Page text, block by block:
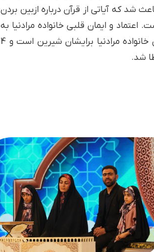
شد که آیاتی از قرآن درباره ازبین بردن
و ایمان قلبی خانواده مرادنیا به
آیات قرآن مورد تمجید میزبانان قرار گرفت و رضوان درویش به شکلی خاص آنها را تحسین کرد. سختی­های خانواده مرادنیا برایشان شیرین است و 4
شد.